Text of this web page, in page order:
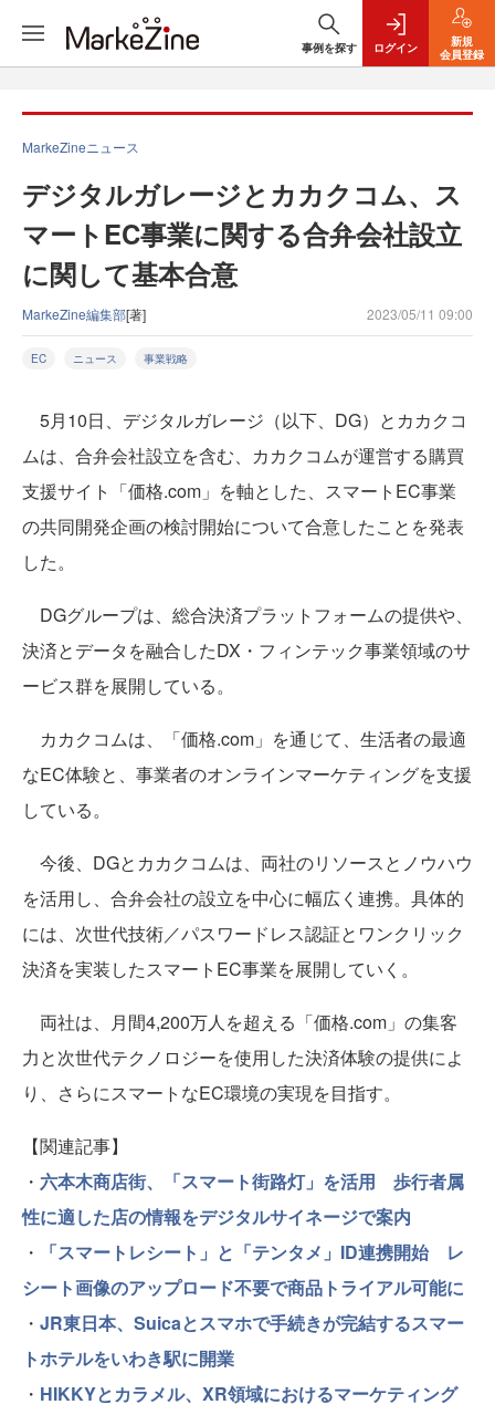
事例を探す ログイン
新規
会員登録
MarkeZineニュース
デジタルガレージとカカクコム、ス
マートEC事業に関する合弁会社設立
に関して基本合意
MarkeZine編集部[著] 2023/05/11 09:00
EC ニュース 事業戦略
5月10日、デジタルガレージ（以下、DG）とカカクコ
ムは、合弁会社設立を含む、カカクコムが運営する購買
支援サイト「価格.com」を軸とした、スマートEC事業
の共同開発企画の検討開始について合意したことを発表
した。
DGグループは、総合決済プラットフォームの提供や、
決済とデータを融合したDX・フィンテック事業領域のサ
ービス群を展開している。
カカクコムは、「価格.com」を通じて、生活者の最適
なEC体験と、事業者のオンラインマーケティングを支援
している。
今後、DGとカカクコムは、両社のリソースとノウハウ
を活用し、合弁会社の設立を中心に幅広く連携。具体的
には、次世代技術／パスワードレス認証とワンクリック
決済を実装したスマートEC事業を展開していく。
両社は、月間4,200万人を超える「価格.com」の集客
力と次世代テクノロジーを使用した決済体験の提供によ
り、さらにスマートなEC環境の実現を目指す。
【関連記事】
・ 六本木商店街、「スマート街路灯」を活用 歩行者属
性に適した店の情報をデジタルサイネージで案内
・
「スマートレシート」と「テンタメ」ID連携開始 レ
シート画像のアップロード不要で商品トライアル可能に
・ JR東日本、Suicaとスマホで手続きが完結するスマー
トホテルをいわき駅に開業
・ HIKKYとカラメル、XR領域におけるマーケティング